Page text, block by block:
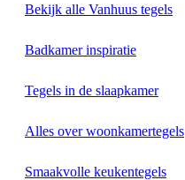
Bekijk alle Vanhuus tegels
Badkamer inspiratie
Tegels in de slaapkamer
Alles over woonkamertegels
Smaakvolle keukentegels